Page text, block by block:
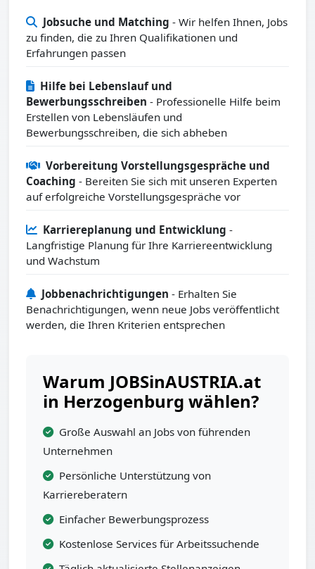
Jobsuche und Matching - Wir helfen Ihnen, Jobs
zu finden, die zu Ihren Qualifikationen und
Erfahrungen passen
Hilfe bei Lebenslauf und
Bewerbungsschreiben - Professionelle Hilfe beim
Erstellen von Lebensläufen und
Bewerbungsschreiben, die sich abheben
Vorbereitung Vorstellungsgespräche und
Coaching - Bereiten Sie sich mit unseren Experten
auf erfolgreiche Vorstellungsgespräche vor
Karriereplanung und Entwicklung -
Langfristige Planung für Ihre Karriereentwicklung
und Wachstum
Jobbenachrichtigungen - Erhalten Sie
Benachrichtigungen, wenn neue Jobs veröffentlicht
werden, die Ihren Kriterien entsprechen
Warum JOBSinAUSTRIA.at
in Herzogenburg wählen?
Große Auswahl an Jobs von führenden
Unternehmen
Persönliche Unterstützung von
Karriereberatern
Einfacher Bewerbungsprozess
Kostenlose Services für Arbeitssuchende